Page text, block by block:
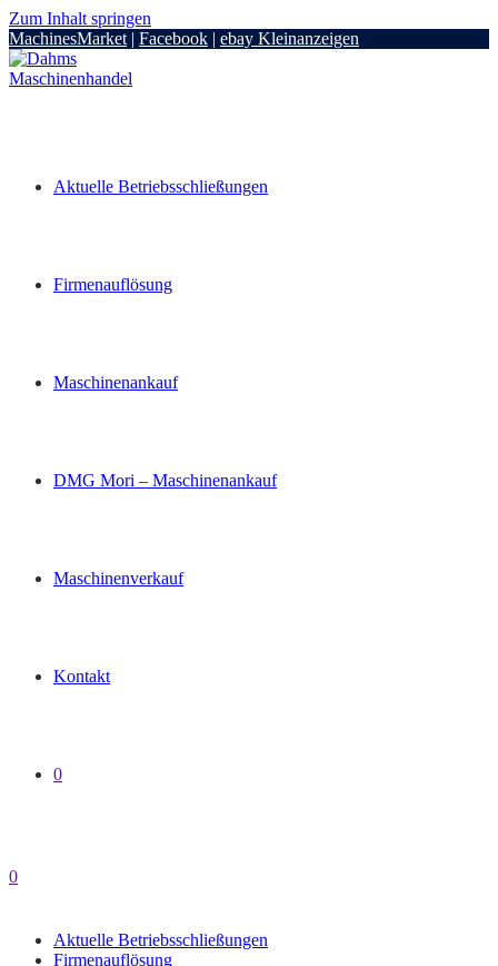
Zum Inhalt springen
MachinesMarket | Facebook | ebay Kleinanzeigen
Aktuelle Betriebsschließungen
Firmenauflösung
Maschinenankauf
DMG Mori – Maschinenankauf
Maschinenverkauf
Kontakt
0
0
Aktuelle Betriebsschließungen
Firmenauflösung